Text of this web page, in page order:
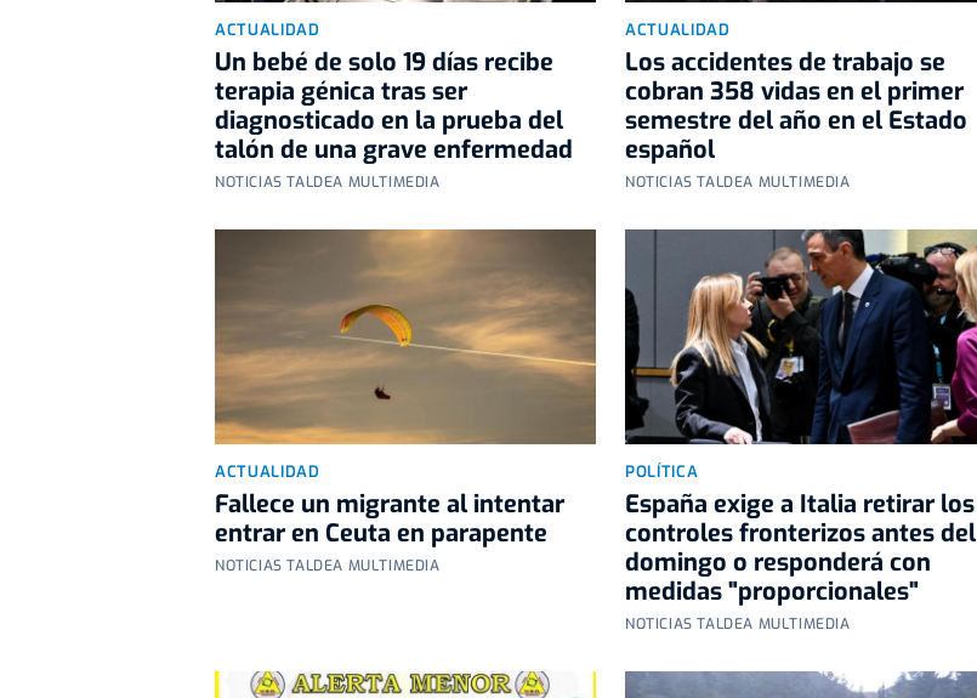
ACTUALIDAD
Un bebé de solo 19 días recibe
terapia génica tras ser
diagnosticado en la prueba del
talón de una grave enfermedad
NOTICIAS TALDEA MULTIMEDIA
ACTUALIDAD
Los accidentes de trabajo se
cobran 358 vidas en el primer
semestre del año en el Estado
español
NOTICIAS TALDEA MULTIMEDIA
ACTUALIDAD
Fallece un migrante al intentar
entrar en Ceuta en parapente
NOTICIAS TALDEA MULTIMEDIA
POLÍTICA
España exige a Italia retirar los
controles fronterizos antes del
domingo o responderá con
medidas "proporcionales"
NOTICIAS TALDEA MULTIMEDIA